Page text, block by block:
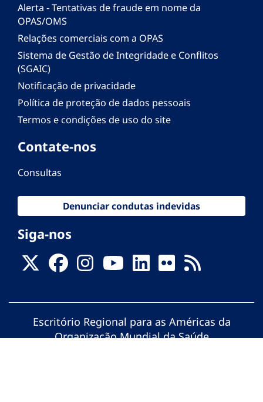
Alerta - Tentativas de fraude em nome da
OPAS/OMS
Relações comerciais com a OPAS
Sistema de Gestão de Integridade e Conflitos
(SGAIC)
Notificação de privacidade
Política de proteção de dados pessoais
Termos e condições de uso do site
Contate-nos
Consultas
Denunciar condutas indevidas
Siga-nos
Escritório Regional para as Américas da
Organização Mundial da Saúde